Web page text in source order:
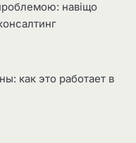
навіщо
как это работает в